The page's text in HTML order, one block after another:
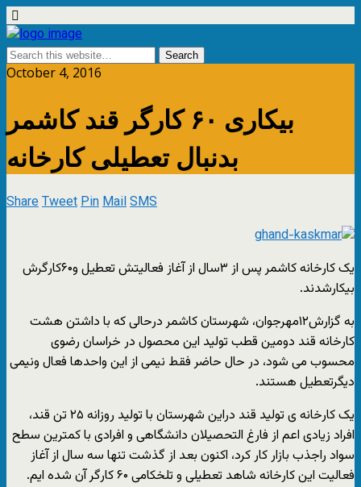
October 4, 2016
بیکاری ۶۰ کارگر قند کاشمر
بدنبال تعطیلی کارخانه
ShareTweetPinMailSMS
یک کارخانه کاشمر پس از ۳سال از آغاز فعالیتش تعطیل و۶۰کارگرش
بیکارشدند.
به گزارش۱۲مهرجوان، شهرستان کاشمر درحالی که با داشتن هشت
کارخانه قند دومین قطب تولید این محصول در خراسان رضوی
محسوب می شود، در حال حاضر فقط نیمی از این واحدها فعال ونیمی
دیگرتعطیل هستند.
یک کارخانه ی تولید قند دراین شهرستان با تولید روزانه ۲۵ تن قند،
افراد زیادی اعم از فارغ التحصیلان دانشگاهی و افرادی با کمترین سطح
سواد راجذب بازار کار کرد، اکنون بعد از گذشت تنها سه سال از آغاز
فعالیت این کارخانه شاهد تعطیلی و تلخکامی ۶۰ کارگر آن شده ایم.